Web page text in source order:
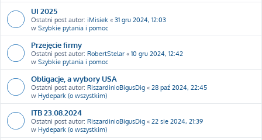
UI 2025
Ostatni post autor: iMisiek « 31 gru 2024, 12:03
w Szybkie pytania i pomoc
Przejęcie firmy
Ostatni post autor: RobertStelar « 10 gru 2024, 12:42
w Szybkie pytania i pomoc
Obligacje, a wybory USA
Ostatni post autor: RiszardinioBigusDig « 28 paź 2024, 22:45
w Hydepark (o wszystkim)
ITB 23.08.2024
Ostatni post autor: RiszardinioBigusDig « 22 sie 2024, 21:39
w Hydepark (o wszystkim)